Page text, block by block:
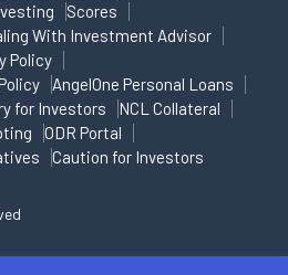
Scores
With Investment Advisor
Policy
AngelOne Personal Loans
for Investors
NCL Collateral
ODR Portal
Caution for Investors